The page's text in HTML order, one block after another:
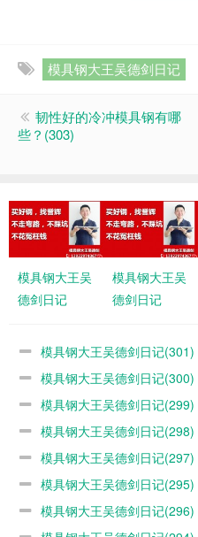
模具钢大王吴德剑日记
韧性好的冷冲模具钢有哪
些？(303)
模具钢大王吴
德剑日记
模具钢大王吴
德剑日记
模具钢大王吴德剑日记(301)
模具钢大王吴德剑日记(300)
模具钢大王吴德剑日记(299)
模具钢大王吴德剑日记(298)
模具钢大王吴德剑日记(297)
模具钢大王吴德剑日记(295)
模具钢大王吴德剑日记(296)